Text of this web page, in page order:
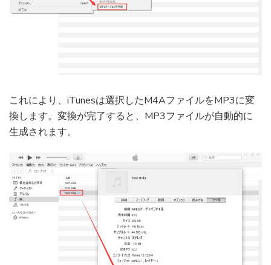
これにより、iTunesは選択したM4AファイルをMP3に変
換します。変換が完了すると、MP3ファイルが自動的に
生成されます。